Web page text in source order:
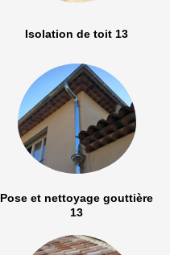
Isolation de toit 13
Pose et nettoyage gouttière
13